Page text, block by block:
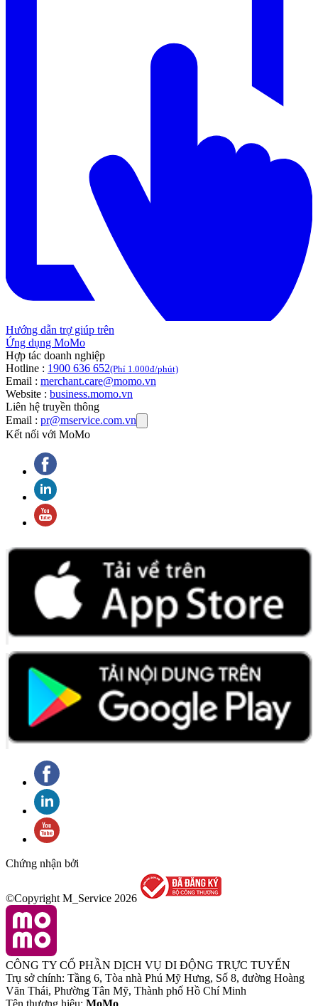
Hướng dẫn trợ giúp trên
Ứng dụng MoMo
Hợp tác doanh nghiệp
Hotline : 1900 636 652(Phí 1.000đ/phút)
Email : merchant.care@momo.vn
Website : business.momo.vn
Liên hệ truyền thông
Email : pr@mservice.com.vn
Kết nối với MoMo
Chứng nhận bởi
©Copyright M_Service 2026
CÔNG TY CỔ PHẦN DỊCH VỤ DI ĐỘNG TRỰC TUYẾN
Trụ sở chính: Tầng 6, Tòa nhà Phú Mỹ Hưng, Số 8, đường Hoàng
Văn Thái, Phường Tân Mỹ, Thành phố Hồ Chí Minh
Tên thương hiệu: MoMo